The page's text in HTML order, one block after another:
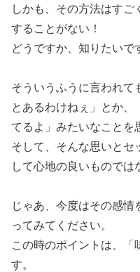
しかも、その方法はす
することがない！
どうですか、知りたいで
そういうふうに言われて
とあるわけねぇ」とか、
てるよ」みたいなことを
そして、そんな思いと
して心地の良いものでは
じゃあ、今度はその感
ってみてください。
この時のポイントは、
す。